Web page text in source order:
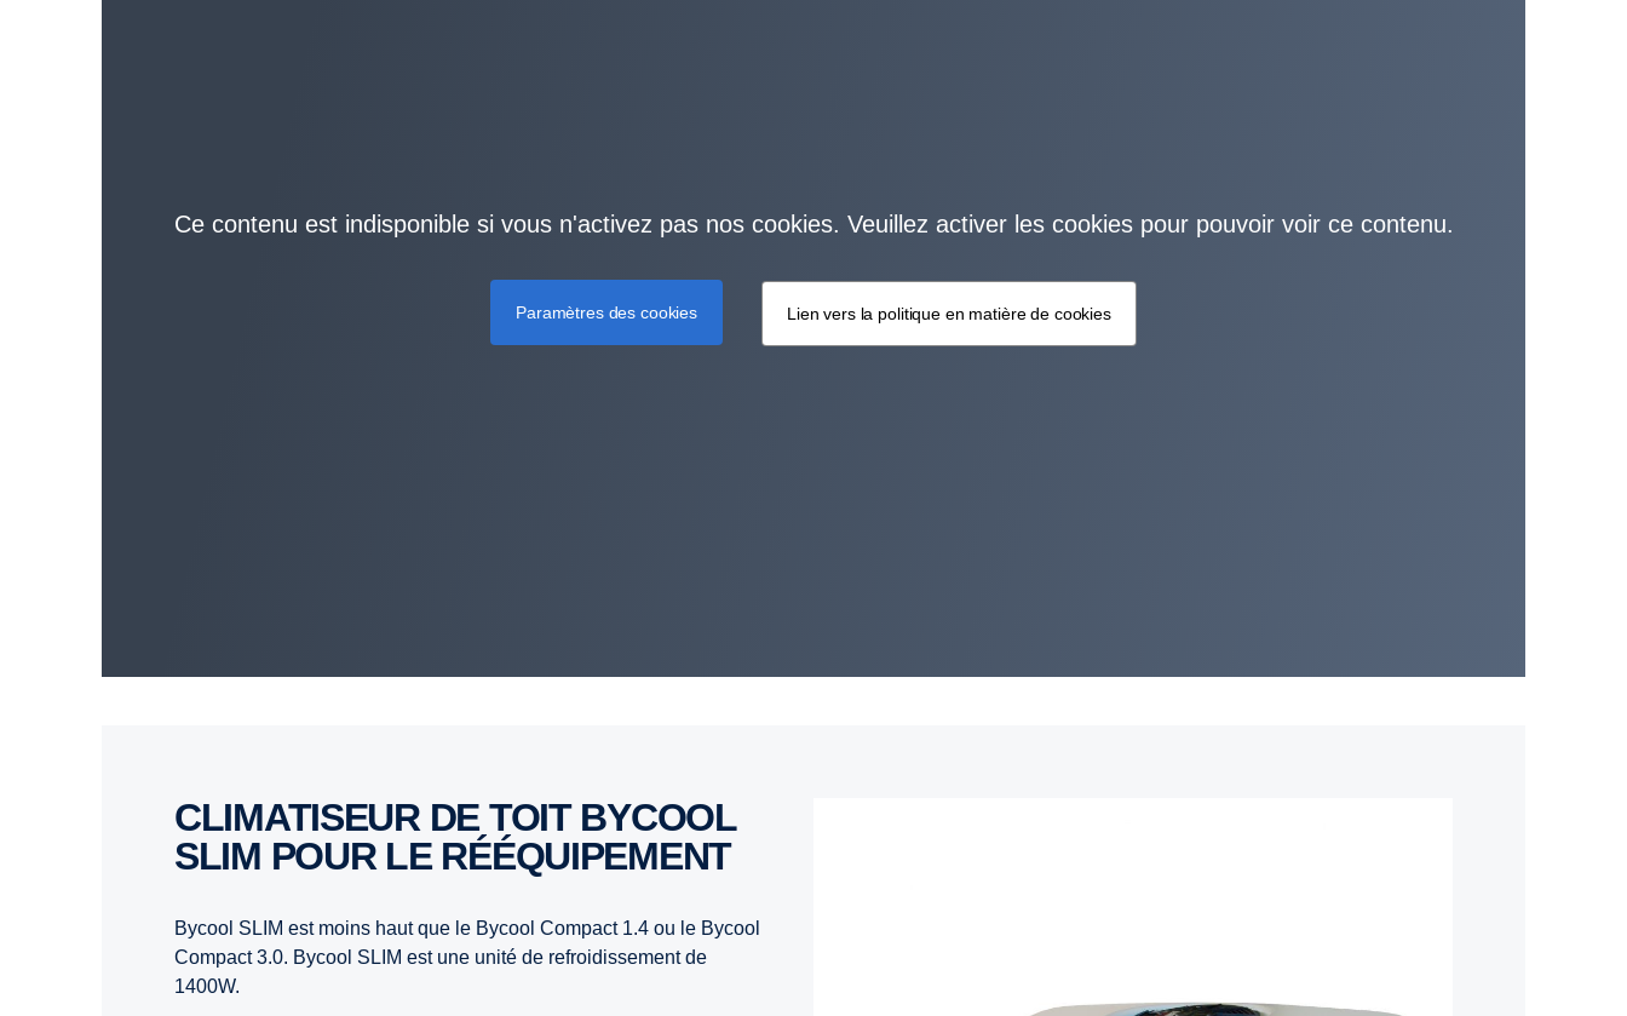
Ce contenu est indisponible si vous n'activez pas nos cookies. Veuillez activer les cookies pour pouvoir voir ce contenu.
Paramètres des cookies Lien vers la politique en matière de cookies
CLIMATISEUR DE TOIT BYCOOL
SLIM POUR LE RÉÉQUIPEMENT
Bycool SLIM est moins haut que le Bycool Compact 1.4 ou le Bycool
Compact 3.0. Bycool SLIM est une unité de refroidissement de
1400W.